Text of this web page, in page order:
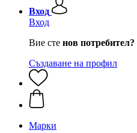
Вход
Вход
Вие сте нов потребител?
Създаване на профил
Mарки